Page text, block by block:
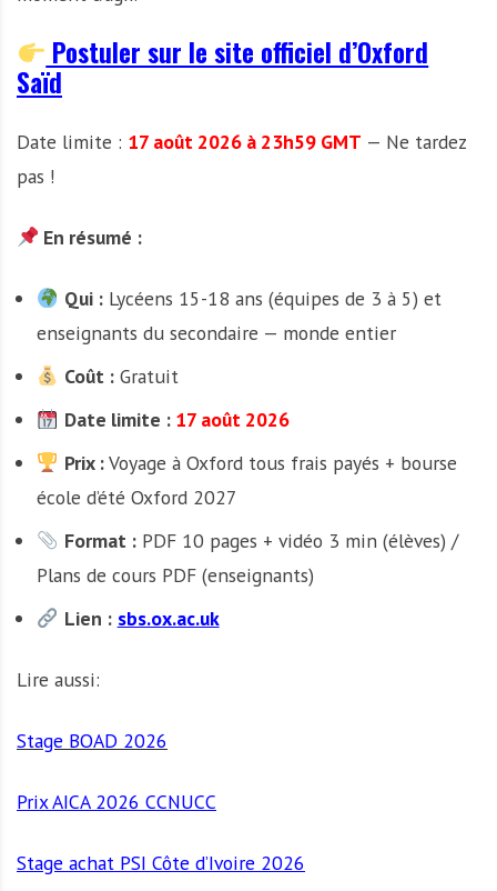
Postuler sur le site officiel d’Oxford
Saïd
Date limite : 17 août 2026 à 23h59 GMT — Ne tardez
pas !
En résumé :
Qui :Lycéens 15-18 ans (équipes de 3 à 5) et
enseignants du secondaire — monde entier
Coût :Gratuit
Date limite :17 août 2026
Prix :Voyage à Oxford tous frais payés + bourse
école d’été Oxford 2027
Format :PDF 10 pages + vidéo 3 min (élèves) /
Plans de cours PDF (enseignants)
Lien : sbs.ox.ac.uk
Lire aussi:
Stage BOAD 2026
Prix AICA 2026 CCNUCC
Stage achat PSI Côte d’Ivoire 2026